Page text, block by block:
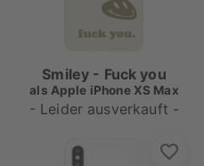
Smiley - Fuck you
als Apple iPhone XS Max
- Leider ausverkauft -